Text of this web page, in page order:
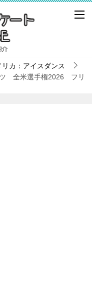
リカ：アイスダンス
ツ 全米選手権2026 フリ